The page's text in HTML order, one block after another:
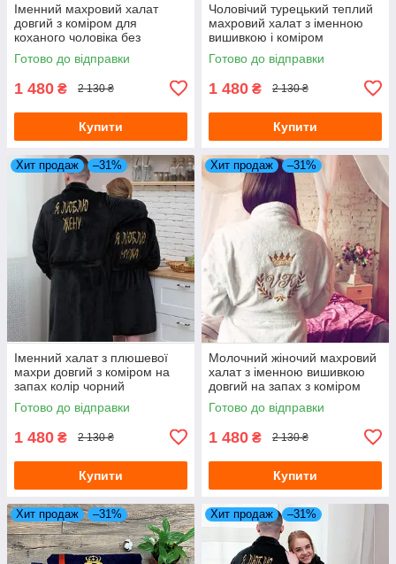
Іменний махровий халат
довгий з коміром для
коханого чоловіка без
капюшона
Готово до відправки
1 480 ₴ 2 130 ₴
Купити
Чоловічий турецький теплий
махровий халат з іменною
вишивкою і коміром
Готово до відправки
1 480 ₴ 2 130 ₴
Купити
Хит продаж –31%
Іменний халат з плюшевої
махри довгий з коміром на
запах колір чорний
Готово до відправки
1 480 ₴ 2 130 ₴
Купити
Хит продаж –31%
Молочний жіночий махровий
халат з іменною вишивкою
довгий на запах з коміром
Готово до відправки
1 480 ₴ 2 130 ₴
Купити
Хит продаж –31% Хит продаж –31%